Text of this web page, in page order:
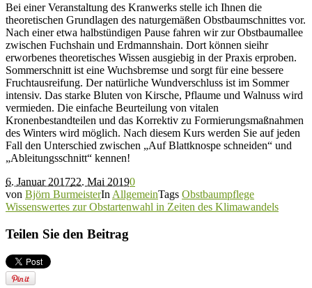
Bei einer Veranstaltung des Kranwerks stelle ich Ihnen die
theoretischen Grundlagen des naturgemäßen Obstbaumschnittes vor.
Nach einer etwa halbstündigen Pause fahren wir zur Obstbaumallee
zwischen Fuchshain und Erdmannshain. Dort können sieihr
erworbenes theoretisches Wissen ausgiebig in der Praxis erproben.
Sommerschnitt ist eine Wuchsbremse und sorgt für eine bessere
Fruchtausreifung. Der natürliche Wundverschluss ist im Sommer
intensiv. Das starke Bluten von Kirsche, Pflaume und Walnuss wird
vermieden. Die einfache Beurteilung von vitalen
Kronenbestandteilen und das Korrektiv zu Formierungsmaßnahmen
des Winters wird möglich. Nach diesem Kurs werden Sie auf jeden
Fall den Unterschied zwischen „Auf Blattknospe schneiden“ und
„Ableitungsschnitt“ kennen!
6. Januar 201722. Mai 20190
von Björn BurmeisterIn AllgemeinTags Obstbaumpflege
Wissenswertes zur Obstartenwahl in Zeiten des Klimawandels
Teilen Sie den Beitrag